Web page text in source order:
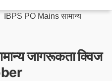
IBPS PO Mains सामान्य
जागरूकता क्विज